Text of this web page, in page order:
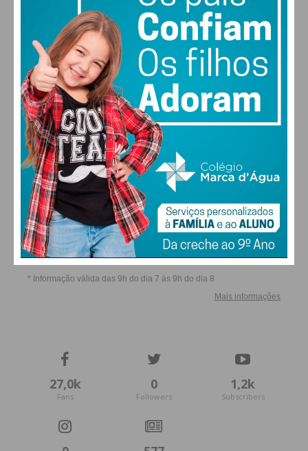
SEG
FARMACIAS DE SERVIÇO EM PAÇOS DE
FERREIRA
27,0k
Fans
0
Followers
1,2k
Subscribers